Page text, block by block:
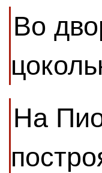
Во
На